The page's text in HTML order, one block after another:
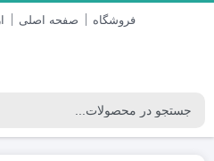
فروشگاه صفحه اصلی